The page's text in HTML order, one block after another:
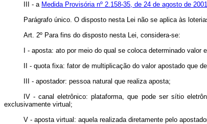
III - a Medida Provisória nº 2.158-35, de 24 de agosto de 2001
Parágrafo único. O disposto nesta Lei não se aplica às
Art. 2º Para fins do disposto nesta Lei, considera-se:
I - aposta: ato por meio do qual se coloca determinado
II - quota fixa: fator de multiplicação do valor apostado que
III - apostador: pessoa natural que realiza aposta;
IV - canal eletrônico: plataforma, que pode ser sítio
exclusivamente virtual;
V - aposta virtual: aquela realizada diretamente pelo